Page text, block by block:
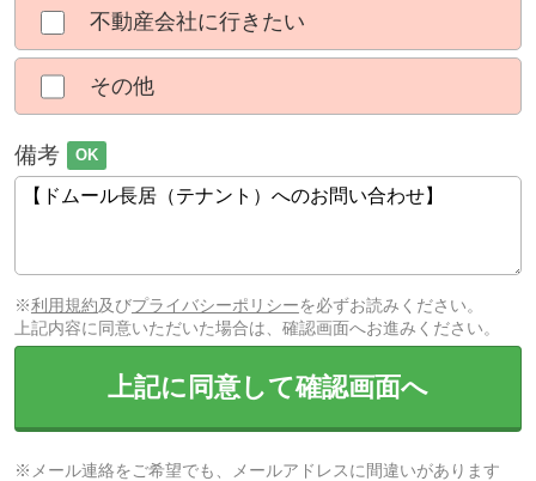
不動産会社に行きたい
その他
備考 OK
※利用規約及びプライバシーポリシーを必ずお読みください。
上記内容に同意いただいた場合は、確認画面へお進みください。
上記に同意して確認画面へ
※メール連絡をご希望でも、メールアドレスに間違いがあります